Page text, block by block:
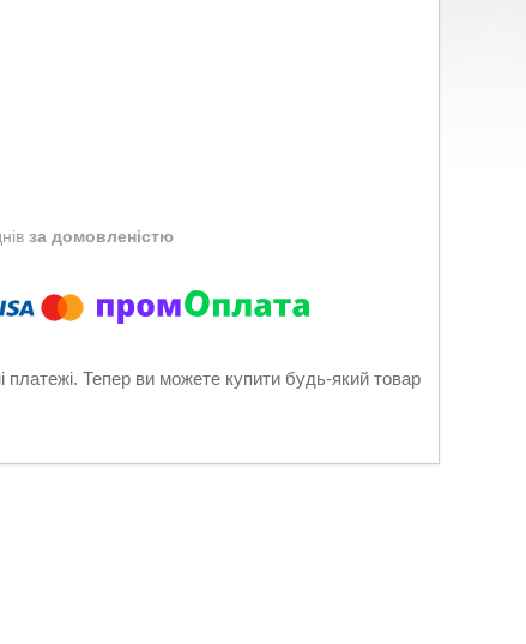
за домовленістю
платежі. Тепер ви можете купити будь-який товар